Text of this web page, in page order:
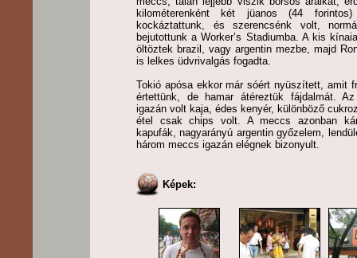
kilométerenként két jüanos (44
kockáztattunk, és szerencsénk volt,
bejutottunk a Worker’s Stadiumba. A kis
öltöztek brazil, vagy argentin mezbe, majd
is lelkes üdvrivalgás fogadta.
Tokió apósa ekkor már sóért nyüszített, amit
értettünk, de hamar átéreztük fájdalmát.
igazán volt kaja, édes kenyér, különböző
étel csak chips volt. A meccs azonban
kapufák, nagyarányú argentin győzelem,
három meccs igazán elégnek bizonyult.
Képek: